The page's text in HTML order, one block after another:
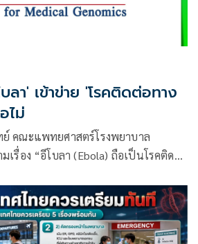
ลา' เข้าข่าย 'โรคติดต่อทาง
ไม่
คณะแพทยศาสตร์โรงพยาบาล
รื่อง “อีโบลา (Ebola) ถือเป็นโรคติดต่อ